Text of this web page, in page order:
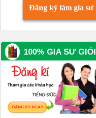
Đăng ký làm gia sư
100% GIA SƯ GIỎI